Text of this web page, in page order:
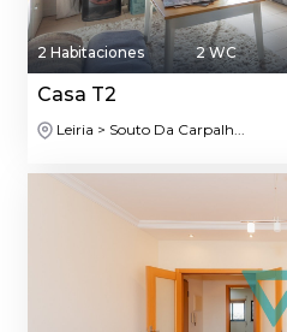
2 Habitaciones 2 WC
Casa T2
Leiria > Souto Da Carpalh...